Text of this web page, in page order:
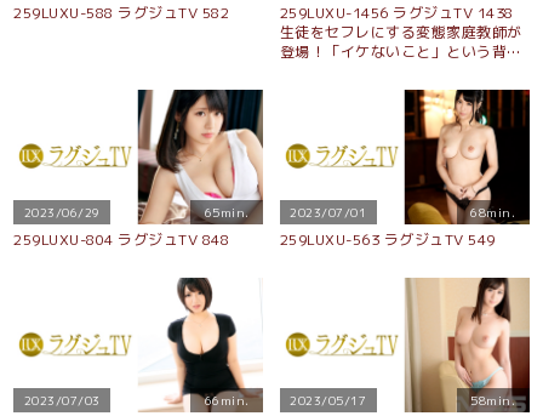
259LUXU-588 ラグジュTV 582
259LUXU-1456 ラグジュTV 1438
生徒をセフレにする変態家庭教師が
登場！「イケないこと」という背徳
取り性教育！それだけでは飽き足り
ず「撮られることに興奮したい」と
ラグジュTVに応募！自他共に認める
美巨乳にガッツリくびれのスレンダ
ーボディ！欲に飢えた淫乱美女を男
優チ●ポでお仕置き！！
2023/06/29 65min.
259LUXU-804 ラグジュTV 848
2023/07/01 68min.
259LUXU-563 ラグジュTV 549
2023/07/03 66min. 2023/05/17 58min.